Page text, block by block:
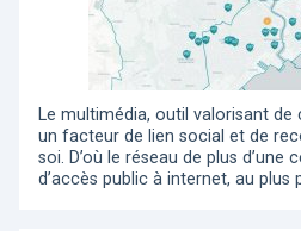
Le multimédia, outil valorisant
un facteur de lien social et de
soi. D’où le réseau de plus d’une
d’accès public à internet, au plus